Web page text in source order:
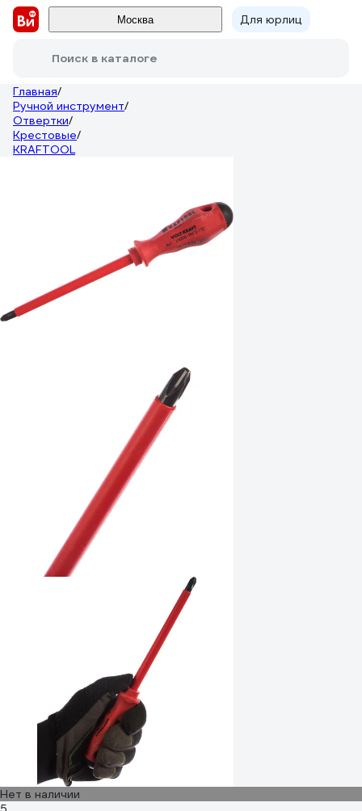
Москва Для юрлиц
Поиск в каталоге
Главная/
Ручной инструмент/
Отвертки/
Крестовые/
KRAFTOOL
Нет в наличии